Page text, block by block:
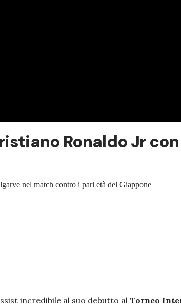
Ronaldo Jr con
nel match contro i pari età del Giappone
incredibile al suo debutto al Torneo